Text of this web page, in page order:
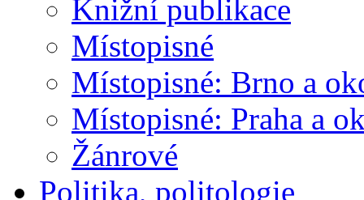
Knižní publikace
Místopisné
Místopisné: Brno a
Místopisné: Praha a
Žánrové
Politika, politologie